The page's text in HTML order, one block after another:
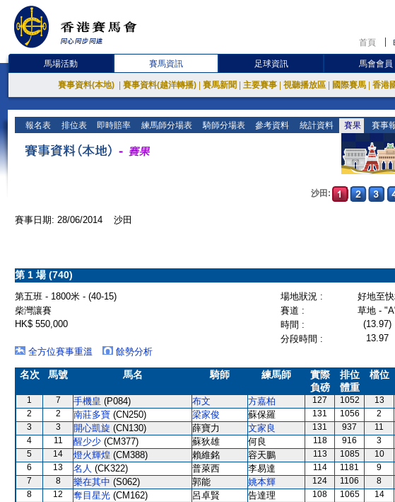
首頁
馬場活動 賽馬資訊 足球資訊 馬會會員
賽事資料(本地) 賽事資料(越洋轉播) 賽馬新聞 主要賽事 視聽播放區 國際賽馬 香港
報名表 排位表 即時賠率 練馬師分場表 騎師分場表 參考資料 統計資料 賽果 賽事
沙田:
賽事日期: 28/06/2014 沙田
第 1 場 (740)
第五班 - 1800米 - (40-15) 場地狀況 :
好地至
柴灣讓賽
賽道 :
草地 -
HK$ 550,000
時間 : (13.97)
分段時間 :
13.97
全方位賽事重溫
餘勢分析
名次 馬號 馬名 騎師 練馬師
實際
負磅
排位
體重
檔位
1 7 手機皇 (P084) 布文 方嘉柏 127 1052 13
2
2 南莊多寶 (CN250) 梁家俊 蘇保羅 131 1056 2
3
3 開心凱旋 (CN130) 薛寶力 文家良 131 937 11
4
11 醒少少 (CM377) 蘇狄雄 何良 118 916 3
5
14 燈火輝煌 (CM388) 賴維銘 容天鵬 113 1085 10
6
13 名人 (CK322) 普萊西 李易達 114 1181 9
7
8 樂在其中 (S062) 郭能 姚本輝 124 1106 8
8
12 奪目星光 (CM162) 呂卓賢 告達理 108 1065 14